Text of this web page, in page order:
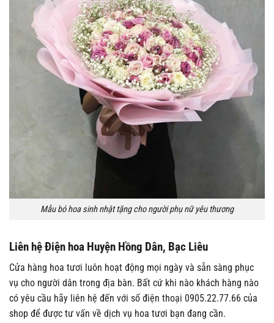
Mẫu bó hoa sinh nhật tặng cho người phụ nữ yêu thương
Liên hệ Điện hoa Huyện Hồng Dân, Bạc Liêu
Cửa hàng hoa tươi luôn hoạt động mọi ngày và sẵn sàng phục
vụ cho người dân trong địa bàn. Bất cứ khi nào khách hàng nào
có yêu cầu hãy liên hệ đến với số điện thoại 0905.22.77.66 của
shop để được tư vấn về dịch vụ hoa tươi bạn đang cần.